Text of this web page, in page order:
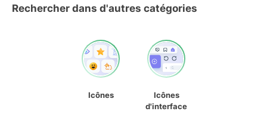
Rechercher dans d'autres catégories
Icônes
Icônes
d'interface